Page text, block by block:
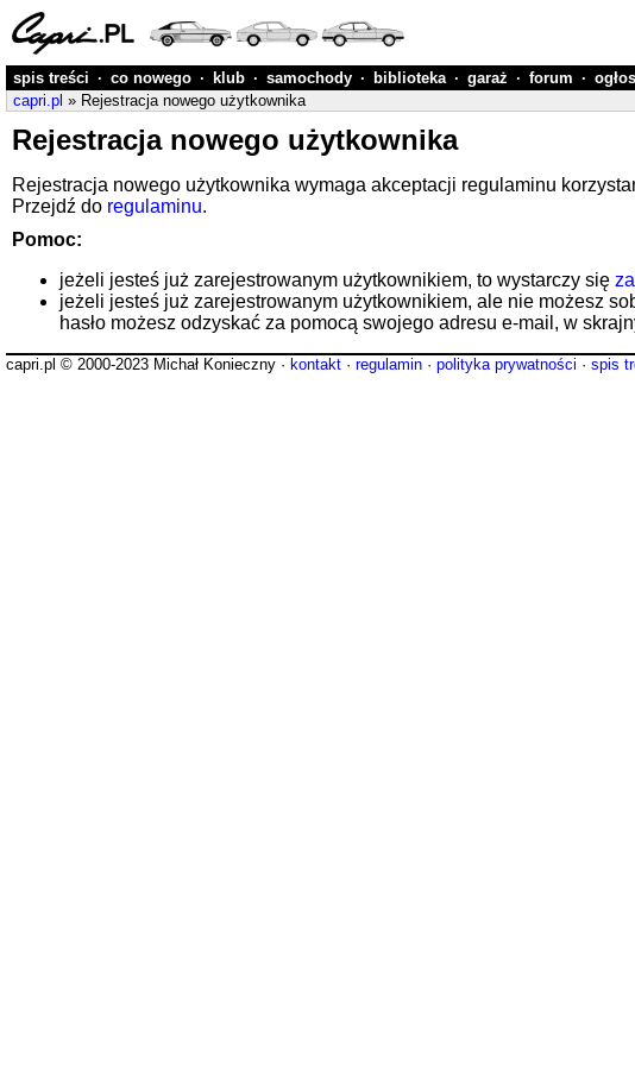
spis treści · co nowego · klub · samochody · biblioteka · garaż · forum ·
capri.pl » Rejestracja nowego użytkownika
Rejestracja nowego użytkownika
Rejestracja nowego użytkownika wymaga akceptacji regulaminu
Przejdź do regulaminu.
Pomoc:
jeżeli jesteś już zarejestrowanym użytkownikiem, to wystarczy się
jeżeli jesteś już zarejestrowanym użytkownikiem, ale nie możesz
hasło możesz odzyskać za pomocą swojego adresu e-mail, w
capri.pl © 2000-2023 Michał Konieczny · kontakt · regulamin · polityka prywatności · spis